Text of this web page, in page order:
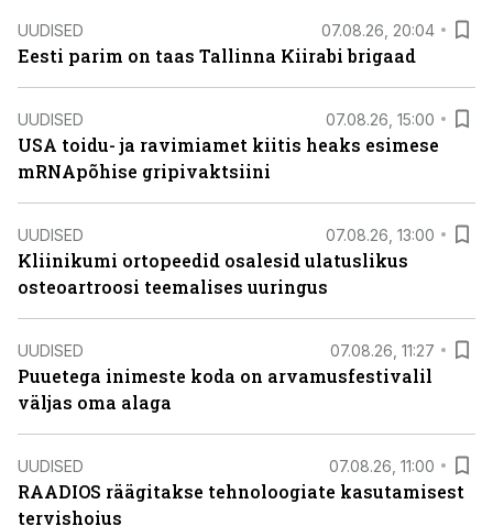
UUDISED 07.08.26, 20:04
Eesti parim on taas Tallinna Kiirabi brigaad
UUDISED 07.08.26, 15:00
USA toidu- ja ravimiamet kiitis heaks esimese
mRNApõhise gripivaktsiini
UUDISED 07.08.26, 13:00
Kliinikumi ortopeedid osalesid ulatuslikus
osteoartroosi teemalises uuringus
UUDISED 07.08.26, 11:27
Puuetega inimeste koda on arvamusfestivalil
väljas oma alaga
UUDISED 07.08.26, 11:00
RAADIOS räägitakse tehnoloogiate kasutamisest
tervishoius